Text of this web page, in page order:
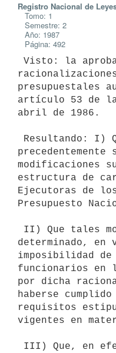
Registro Nacional de
Tomo: 1
Semestre: 2
Año: 1987
Página: 492
presupuestales
artículo 53 de
abril de 1986.
modificaciones
estructura de
Ejecutoras de
Presupuesto
determinado,
imposibilidad
funcionarios en
por dicha
haberse
requisitos
vigentes en